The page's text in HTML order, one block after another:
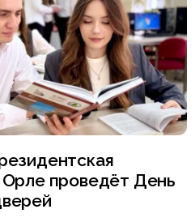
Орле проведёт День